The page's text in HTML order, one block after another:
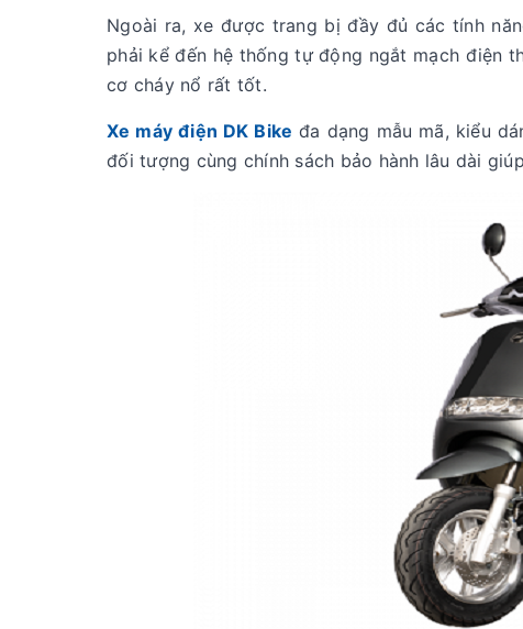
Ngoài ra, xe được trang bị đầy đủ các tính
phải kể đến hệ thống tự động ngắt mạch điện
cơ cháy nổ rất tốt.
Xe máy điện DK Bike đa dạng mẫu mã, kiểu
đối tượng cùng chính sách bảo hành lâu dài